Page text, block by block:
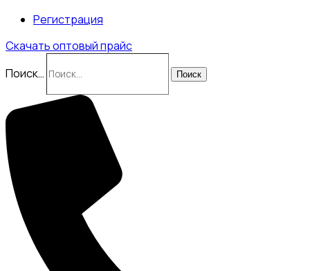
Регистрация
Скачать оптовый прайс
Поиск…
Поиск